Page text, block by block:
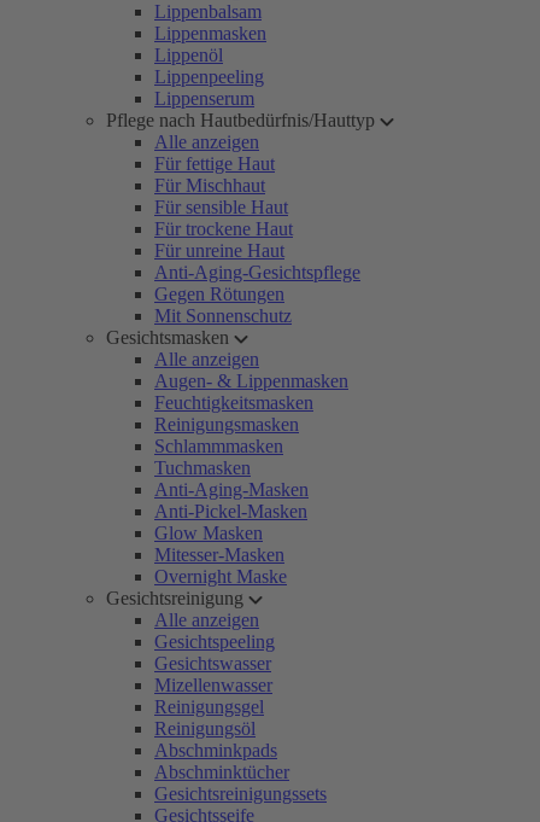
Lippenbalsam
Lippenmasken
Lippenöl
Lippenpeeling
Lippenserum
Pflege nach Hautbedürfnis/Hauttyp
Alle anzeigen
Für fettige Haut
Für Mischhaut
Für sensible Haut
Für trockene Haut
Für unreine Haut
Anti-Aging-Gesichtspflege
Gegen Rötungen
Mit Sonnenschutz
Gesichtsmasken
Alle anzeigen
Augen- & Lippenmasken
Feuchtigkeitsmasken
Reinigungsmasken
Schlammmasken
Tuchmasken
Anti-Aging-Masken
Anti-Pickel-Masken
Glow Masken
Mitesser-Masken
Overnight Maske
Gesichtsreinigung
Alle anzeigen
Gesichtspeeling
Gesichtswasser
Mizellenwasser
Reinigungsgel
Reinigungsöl
Abschminkpads
Abschminktücher
Gesichtsreinigungssets
Gesichtsseife